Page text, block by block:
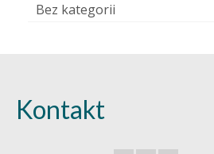
Bez kategorii
Kontakt